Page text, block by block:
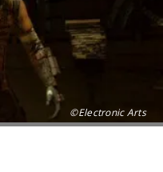
©Electronic Arts